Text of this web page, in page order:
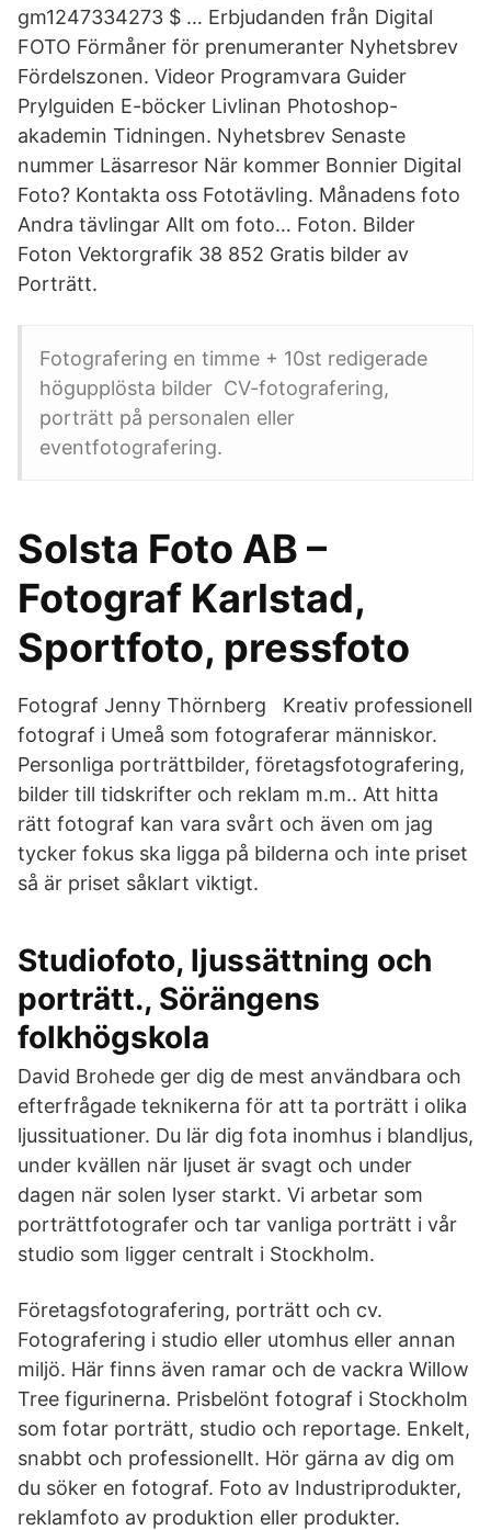
gm1247334273 $ … Erbjudanden från Digital
FOTO Förmåner för prenumeranter Nyhetsbrev
Fördelszonen. Videor Programvara Guider
Prylguiden E-böcker Livlinan Photoshop-
akademin Tidningen. Nyhetsbrev Senaste
nummer Läsarresor När kommer Bonnier Digital
Foto? Kontakta oss Fototävling. Månadens foto
Andra tävlingar Allt om foto… Foton. Bilder
Foton Vektorgrafik 38 852 Gratis bilder av
Porträtt.
Fotografering en timme + 10st redigerade
högupplösta bilder CV-fotografering,
porträtt på personalen eller
eventfotografering.
Solsta Foto AB –
Fotograf Karlstad,
Sportfoto, pressfoto
Fotograf Jenny Thörnberg Kreativ professionell
fotograf i Umeå som fotograferar människor.
Personliga porträttbilder, företagsfotografering,
bilder till tidskrifter och reklam m.m.. Att hitta
rätt fotograf kan vara svårt och även om jag
tycker fokus ska ligga på bilderna och inte priset
så är priset såklart viktigt.
Studiofoto, ljussättning och
porträtt., Sörängens
folkhögskola
David Brohede ger dig de mest användbara och
efterfrågade teknikerna för att ta porträtt i olika
ljussituationer. Du lär dig fota inomhus i blandljus,
under kvällen när ljuset är svagt och under
dagen när solen lyser starkt. Vi arbetar som
porträttfotografer och tar vanliga porträtt i vår
studio som ligger centralt i Stockholm.
Företagsfotografering, porträtt och cv.
Fotografering i studio eller utomhus eller annan
miljö. Här finns även ramar och de vackra Willow
Tree figurinerna. Prisbelönt fotograf i Stockholm
som fotar porträtt, studio och reportage. Enkelt,
snabbt och professionellt. Hör gärna av dig om
du söker en fotograf. Foto av Industriprodukter,
reklamfoto av produktion eller produkter.